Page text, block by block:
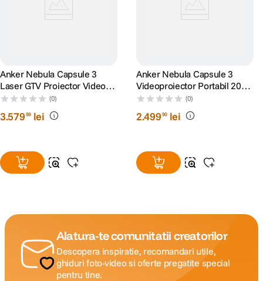
Anker Nebula Capsule 3
Laser GTV Proiector Video
Portabil 1080p WiFi 300
ANSI Lumeni Dolby Digital
Negru
(0)
3.57999 lei
Anker Nebula Capsule 3
Videoproiector Portabil 200
ANSI Lumeni1080p Negru
(0)
2.49990 lei
Alatura-te comunitatii creatorilor
Descopera inspiratie, recomandari utile,
ghiduri foto-video si oferte pregatite special
pentru tine.